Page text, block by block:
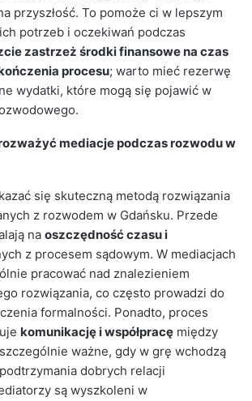
przyszłość. To pomoże ci w lepszym
potrzeb i oczekiwań podczas
zastrzeż środki finansowe na czas
procesu; warto mieć rezerwę
wydatki, które mogą się pojawić w
mediacje podczas rozwodu w
się skuteczną metodą rozwiązania
z rozwodem w Gdańsku. Przede
na oszczędność czasu i
z procesem sądowym. W mediacjach
pracować nad znalezieniem
rozwiązania, co często prowadzi do
formalności. Ponadto, proces
komunikację i współpracę między
ważne, gdy w grę wchodzą
dobrych relacji
są wyszkoleni w